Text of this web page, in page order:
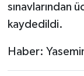
sınavlarından
kaydedildi.
Haber: